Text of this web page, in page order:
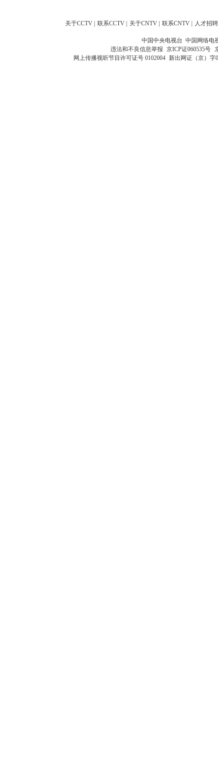
关于CCTV 联系CCTV 关于CNTV 联系CNTV 人才招聘
中国中央电视台 中国网络电
违法和不良信息举报 京ICP证060535号
网上传播视听节目许可证号 0102004 新出网证（京）